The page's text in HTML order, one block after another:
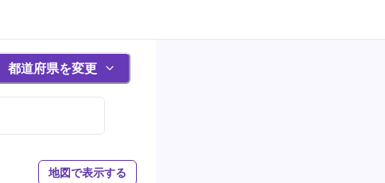
都道府県を変更
地図で表示する